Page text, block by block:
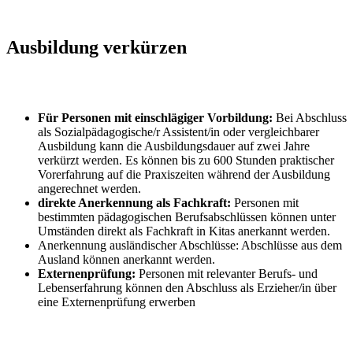
Ausbildung verkürzen
Für Personen mit einschlägiger Vorbildung: Bei Abschluss
als Sozialpädagogische/r Assistent/in oder vergleichbarer
Ausbildung kann die Ausbildungsdauer auf zwei Jahre
verkürzt werden. Es können bis zu 600 Stunden praktischer
Vorerfahrung auf die Praxiszeiten während der Ausbildung
angerechnet werden.
direkte Anerkennung als Fachkraft: Personen mit
bestimmten pädagogischen Berufsabschlüssen können unter
Umständen direkt als Fachkraft in Kitas anerkannt werden.
Anerkennung ausländischer Abschlüsse: Abschlüsse aus dem
Ausland können anerkannt werden.
Externenprüfung: Personen mit relevanter Berufs- und
Lebenserfahrung können den Abschluss als Erzieher/in über
eine Externenprüfung erwerben